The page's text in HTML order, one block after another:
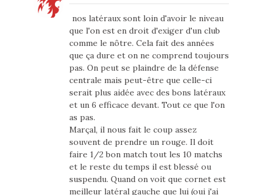
nos latéraux sont loin d'avoir le niveau
que l'on est en droit d'exiger d'un club
comme le nôtre. Cela fait des années
que ça dure et on ne comprend toujours
pas. On peut se plaindre de la défense
centrale mais peut-être que celle-ci
serait plus aidée avec des bons latéraux
et un 6 efficace devant. Tout ce que l'on
as pas.
Marçal, il nous fait le coup assez
souvent de prendre un rouge. Il doit
faire 1/2 bon match tout les 10 matchs
et le reste du temps il est blessé ou
suspendu. Quand on voit que cornet est
meilleur latéral gauche que lui (oui j'ai